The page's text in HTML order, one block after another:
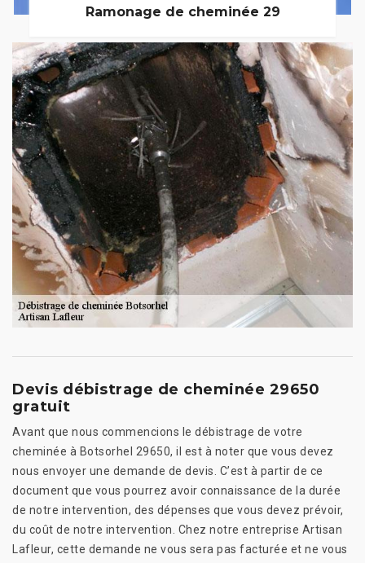
Ramonage de cheminée 29
Devis débistrage de cheminée 29650
gratuit
Avant que nous commencions le débistrage de votre
cheminée à Botsorhel 29650, il est à noter que vous devez
nous envoyer une demande de devis. C’est à partir de ce
document que vous pourrez avoir connaissance de la durée
de notre intervention, des dépenses que vous devez prévoir,
du coût de notre intervention. Chez notre entreprise Artisan
Lafleur, cette demande ne vous sera pas facturée et ne vous